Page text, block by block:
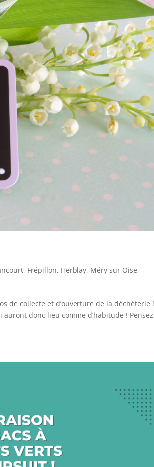
, Frépillon, Herblay, Méry sur Oise,
de collecte et d’ouverture de la déchèterie !
donc lieu comme d’habitude ! Pensez